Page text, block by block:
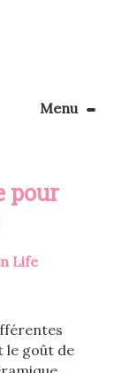
Menu
la couture
couture
vos tissus
Rechercher
pour
Life
le goût de